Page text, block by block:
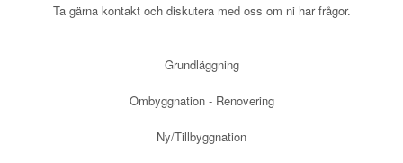
Ta gärna kontakt och diskutera med oss om ni har frågor.
Grundläggning
Ombyggnation - Renovering
Ny/Tillbyggnation